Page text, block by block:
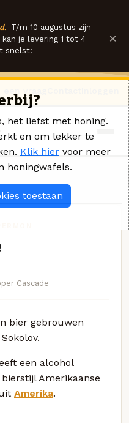
T/m 10 augustus zijn
je levering 1 tot 4
snelst:
×
Cascade
bier gebrouwen
een alcohol
Amerikaanse
Amerika.
het liefst met honing.
en om lekker te
Klik hier voor meer
honingwafels.
toestaan